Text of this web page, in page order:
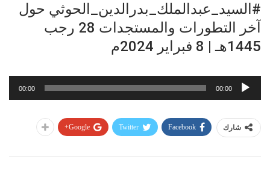
#السيد_عبدالملك_بدرالدين_الحوثي حول
آخر التطورات والمستجدات 28 رجب
1445هـ | 8 فبراير 2024م
مشغل
00:00
00:00
شارك Facebook
Twitter
Google+